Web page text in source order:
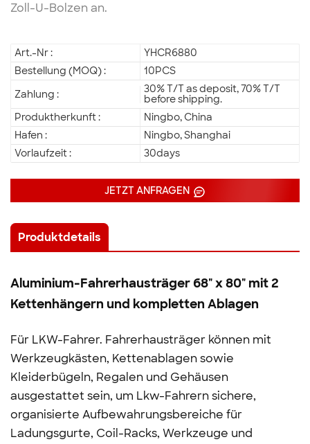
Zoll-U-Bolzen an.
Art.-Nr :
YHCR6880
Bestellung (MOQ) :
10PCS
Zahlung :
30% T/T as deposit, 70% T/T
before shipping.
Produktherkunft :
Ningbo, China
Hafen :
Ningbo, Shanghai
Vorlaufzeit :
30days
JETZT ANFRAGEN
Produktdetails
Aluminium-Fahrerhausträger 68" x 80" mit 2
Kettenhängern und kompletten Ablagen
Für LKW-Fahrer. Fahrerhausträger können mit
Werkzeugkästen, Kettenablagen sowie
Kleiderbügeln, Regalen und Gehäusen
ausgestattet sein, um Lkw-Fahrern sichere,
organisierte Aufbewahrungsbereiche für
Ladungsgurte, Coil-Racks, Werkzeuge und